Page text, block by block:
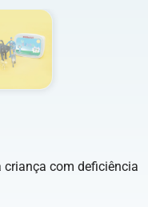
criança com deficiência